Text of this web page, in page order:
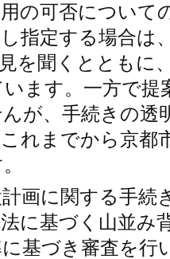
の可否について
指定する場合は
を聞くとともに
ます。一方で提
が、手続きの透
れまでから京都
画に関する手続
に基づく山並み
基づき審査を行